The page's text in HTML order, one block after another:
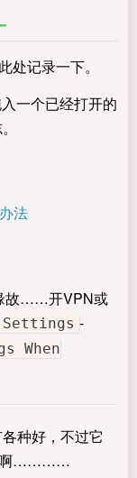
记录一下。
一个已经打开的
法
故……开VPN或
Settings -
When
种好，不过它
啊…………